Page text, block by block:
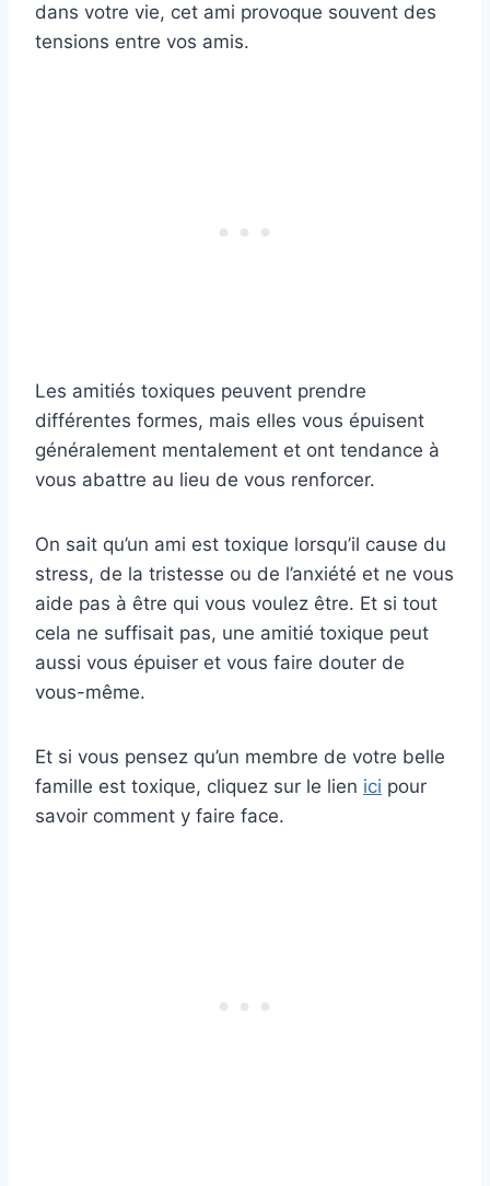
dans votre vie, cet ami provoque souvent des
tensions entre vos amis.
Les amitiés toxiques peuvent prendre
différentes formes, mais elles vous épuisent
généralement mentalement et ont tendance à
vous abattre au lieu de vous renforcer.
On sait qu’un ami est toxique lorsqu’il cause du
stress, de la tristesse ou de l’anxiété et ne vous
aide pas à être qui vous voulez être. Et si tout
cela ne suffisait pas, une amitié toxique peut
aussi vous épuiser et vous faire douter de
vous-même.
Et si vous pensez qu’un membre de votre belle
famille est toxique, cliquez sur le lien ici pour
savoir comment y faire face.